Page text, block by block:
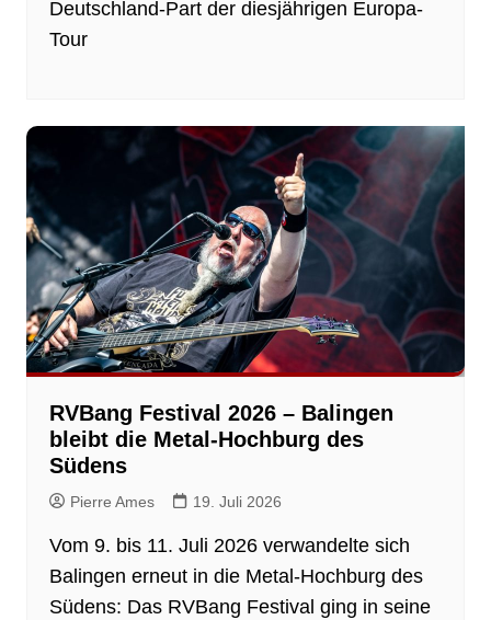
Deutschland-Part der diesjährigen Europa-
Tour
RVBang Festival 2026 – Balingen
bleibt die Metal-Hochburg des
Südens
Pierre Ames 19. Juli 2026
Vom 9. bis 11. Juli 2026 verwandelte sich
Balingen erneut in die Metal-Hochburg des
Südens: Das RVBang Festival ging in seine